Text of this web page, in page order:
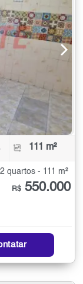
111 m²
quartos - 111 m²
R$ 550.000